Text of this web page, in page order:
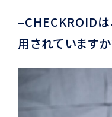
–CHECKROIDは
用されていますか